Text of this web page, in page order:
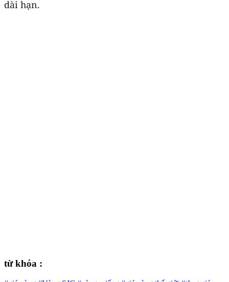
dài hạn.
từ khóa :